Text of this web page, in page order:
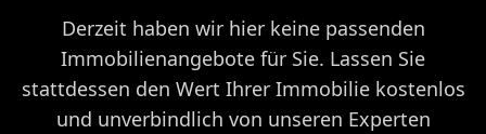
Derzeit haben wir hier keine passenden
Immobilienangebote für Sie. Lassen Sie
stattdessen den Wert Ihrer Immobilie kostenlos
und unverbindlich von unseren Experten